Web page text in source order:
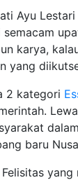
Ayu
karya,
yang
2 kategori
baru